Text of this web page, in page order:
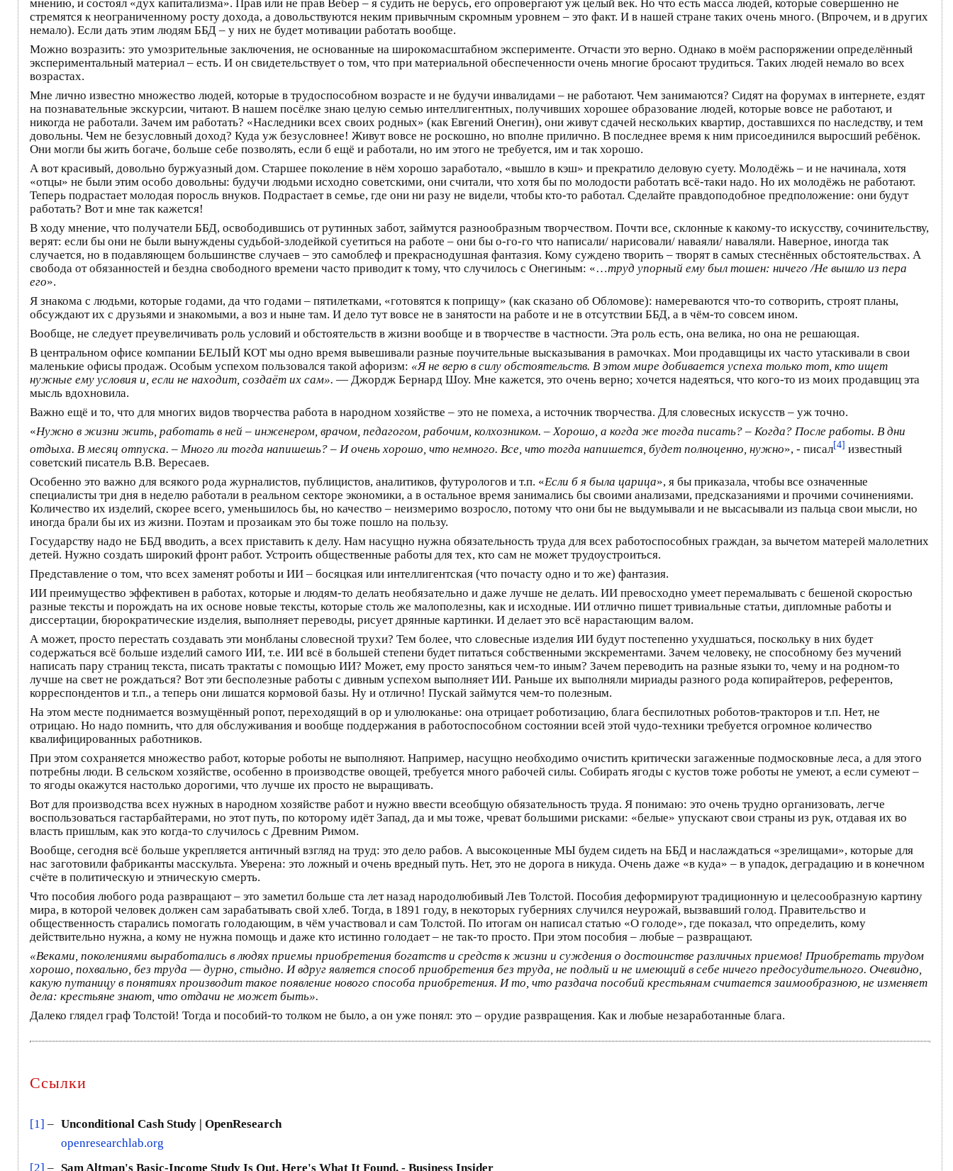
мнению, и состоял «дух капитализма». Прав или не прав Вебер – я судить не берусь, его опровергают уж целый век. Но что есть масса людей, которые совершенно не
стремятся к неограниченному росту дохода, а довольствуются неким привычным скромным уровнем – это факт. И в нашей стране таких очень много. (Впрочем, и в других
немало). Если дать этим людям ББД – у них не будет мотивации работать вообще.
Можно возразить: это умозрительные заключения, не основанные на широкомасштабном эксперименте. Отчасти это верно. Однако в моём распоряжении определённый
экспериментальный материал – есть. И он свидетельствует о том, что при материальной обеспеченности очень многие бросают трудиться. Таких людей немало во всех
возрастах.
Мне лично известно множество людей, которые в трудоспособном возрасте и не будучи инвалидами – не работают. Чем занимаются? Сидят на форумах в интернете, ездят
на познавательные экскурсии, читают. В нашем посёлке знаю целую семью интеллигентных, получивших хорошее образование людей, которые вовсе не работают, и
никогда не работали. Зачем им работать? «Наследники всех своих родных» (как Евгений Онегин), они живут сдачей нескольких квартир, доставшихся по наследству, и тем
довольны. Чем не безусловный доход? Куда уж безусловнее! Живут вовсе не роскошно, но вполне прилично. В последнее время к ним присоединился выросший ребёнок.
Они могли бы жить богаче, больше себе позволять, если б ещё и работали, но им этого не требуется, им и так хорошо.
А вот красивый, довольно буржуазный дом. Старшее поколение в нём хорошо заработало, «вышло в кэш» и прекратило деловую суету. Молодёжь – и не начинала, хотя
«отцы» не были этим особо довольны: будучи людьми исходно советскими, они считали, что хотя бы по молодости работать всё-таки надо. Но их молодёжь не работают.
Теперь подрастает молодая поросль внуков. Подрастает в семье, где они ни разу не видели, чтобы кто-то работал. Сделайте правдоподобное предположение: они будут
работать? Вот и мне так кажется!
В ходу мнение, что получатели ББД, освободившись от рутинных забот, займутся разнообразным творчеством. Почти все, склонные к какому-то искусству, сочинительству,
верят: если бы они не были вынуждены судьбой-злодейкой суетиться на работе – они бы о-го-го что написали/ нарисовали/ наваяли/ наваляли. Наверное, иногда так
случается, но в подавляющем большинстве случаев – это самоблеф и прекраснодушная фантазия. Кому суждено творить – творят в самых стеснённых обстоятельствах. А
свобода от обязанностей и бездна свободного времени часто приводит к тому, что случилось с Онегиным: «…труд упорный ему был тошен: ничего /Не вышло из пера
его».
Я знакома с людьми, которые годами, да что годами – пятилетками, «готовятся к поприщу» (как сказано об Обломове): намереваются что-то сотворить, строят планы,
обсуждают их с друзьями и знакомыми, а воз и ныне там. И дело тут вовсе не в занятости на работе и не в отсутствии ББД, а в чём-то совсем ином.
Вообще, не следует преувеличивать роль условий и обстоятельств в жизни вообще и в творчестве в частности. Эта роль есть, она велика, но она не решающая.
В центральном офисе компании БЕЛЫЙ КОТ мы одно время вывешивали разные поучительные высказывания в рамочках. Мои продавщицы их часто утаскивали в свои
маленькие офисы продаж. Особым успехом пользовался такой афоризм: «Я не верю в силу обстоятельств. В этом мире добивается успеха только тот, кто ищет
нужные ему условия и, если не находит, создаёт их сам». — Джордж Бернард Шоу. Мне кажется, это очень верно; хочется надеяться, что кого-то из моих продавщиц эта
мысль вдохновила.
Важно ещё и то, что для многих видов творчества работа в народном хозяйстве – это не помеха, а источник творчества. Для словесных искусств – уж точно.
«Нужно в жизни жить, работать в ней – инженером, врачом, педагогом, рабочим, колхозником. – Хорошо, а когда же тогда писать? – Когда? После работы. В дни
отдыха. В месяц отпуска. – Много ли тогда напишешь? – И очень хорошо, что немного. Все, что тогда напишется, будет полноценно, нужно», - писал[4] известный
советский писатель В.В. Вересаев.
Особенно это важно для всякого рода журналистов, публицистов, аналитиков, футурологов и т.п. «Если б я была царица», я бы приказала, чтобы все означенные
специалисты три дня в неделю работали в реальном секторе экономики, а в остальное время занимались бы своими анализами, предсказаниями и прочими сочинениями.
Количество их изделий, скорее всего, уменьшилось бы, но качество – неизмеримо возросло, потому что они бы не выдумывали и не высасывали из пальца свои мысли, но
иногда брали бы их из жизни. Поэтам и прозаикам это бы тоже пошло на пользу.
Государству надо не ББД вводить, а всех приставить к делу. Нам насущно нужна обязательность труда для всех работоспособных граждан, за вычетом матерей малолетних
детей. Нужно создать широкий фронт работ. Устроить общественные работы для тех, кто сам не может трудоустроиться.
Представление о том, что всех заменят роботы и ИИ – босяцкая или интеллигентская (что почасту одно и то же) фантазия.
ИИ преимущество эффективен в работах, которые и людям-то делать необязательно и даже лучше не делать. ИИ превосходно умеет перемалывать с бешеной скоростью
разные тексты и порождать на их основе новые тексты, которые столь же малополезны, как и исходные. ИИ отлично пишет тривиальные статьи, дипломные работы и
диссертации, бюрократические изделия, выполняет переводы, рисует дрянные картинки. И делает это всё нарастающим валом.
А может, просто перестать создавать эти монбланы словесной трухи? Тем более, что словесные изделия ИИ будут постепенно ухудшаться, поскольку в них будет
содержаться всё больше изделий самого ИИ, т.е. ИИ всё в большей степени будет питаться собственными экскрементами. Зачем человеку, не способному без мучений
написать пару страниц текста, писать трактаты с помощью ИИ? Может, ему просто заняться чем-то иным? Зачем переводить на разные языки то, чему и на родном-то
лучше на свет не рождаться? Вот эти бесполезные работы с дивным успехом выполняет ИИ. Раньше их выполняли мириады разного рода копирайтеров, референтов,
корреспондентов и т.п., а теперь они лишатся кормовой базы. Ну и отлично! Пускай займутся чем-то полезным.
На этом месте поднимается возмущённый ропот, переходящий в ор и улюлюканье: она отрицает роботизацию, блага беспилотных роботов-тракторов и т.п. Нет, не
отрицаю. Но надо помнить, что для обслуживания и вообще поддержания в работоспособном состоянии всей этой чудо-техники требуется огромное количество
квалифицированных работников.
При этом сохраняется множество работ, которые роботы не выполняют. Например, насущно необходимо очистить критически загаженные подмосковные леса, а для этого
потребны люди. В сельском хозяйстве, особенно в производстве овощей, требуется много рабочей силы. Собирать ягоды с кустов тоже роботы не умеют, а если сумеют –
то ягоды окажутся настолько дорогими, что лучше их просто не выращивать.
Вот для производства всех нужных в народном хозяйстве работ и нужно ввести всеобщую обязательность труда. Я понимаю: это очень трудно организовать, легче
воспользоваться гастарбайтерами, но этот путь, по которому идёт Запад, да и мы тоже, чреват большими рисками: «белые» упускают свои страны из рук, отдавая их во
власть пришлым, как это когда-то случилось с Древним Римом.
Вообще, сегодня всё больше укрепляется античный взгляд на труд: это дело рабов. А высокоценные МЫ будем сидеть на ББД и наслаждаться «зрелищами», которые для
нас заготовили фабриканты масскульта. Уверена: это ложный и очень вредный путь. Нет, это не дорога в никуда. Очень даже «в куда» – в упадок, деградацию и в конечном
счёте в политическую и этническую смерть.
Что пособия любого рода развращают – это заметил больше ста лет назад народолюбивый Лев Толстой. Пособия деформируют традиционную и целесообразную картину
мира, в которой человек должен сам зарабатывать свой хлеб. Тогда, в 1891 году, в некоторых губерниях случился неурожай, вызвавший голод. Правительство и
общественность старались помогать голодающим, в чём участвовал и сам Толстой. По итогам он написал статью «О голоде», где показал, что определить, кому
действительно нужна, а кому не нужна помощь и даже кто истинно голодает – не так-то просто. При этом пособия – любые – развращают.
«Веками, поколениями выработались в людях приемы приобретения богатств и средств к жизни и суждения о достоинстве различных приемов! Приобретать трудом
хорошо, похвально, без труда — дурно, стыдно. И вдруг является способ приобретения без труда, не подлый и не имеющий в себе ничего предосудительного. Очевидно,
какую путаницу в понятиях производит такое появление нового способа приобретения. И то, что раздача пособий крестьянам считается заимообразною, не изменяет
дела: крестьяне знают, что отдачи не может быть».
Далеко глядел граф Толстой! Тогда и пособий-то толком не было, а он уже понял: это – орудие развращения. Как и любые незаработанные блага.
Ссылки
[1] – Unconditional Cash Study | OpenResearch
openresearchlab.org
[2] – Sam Altman's Basic-Income Study Is Out. Here's What It Found. - Business Insider